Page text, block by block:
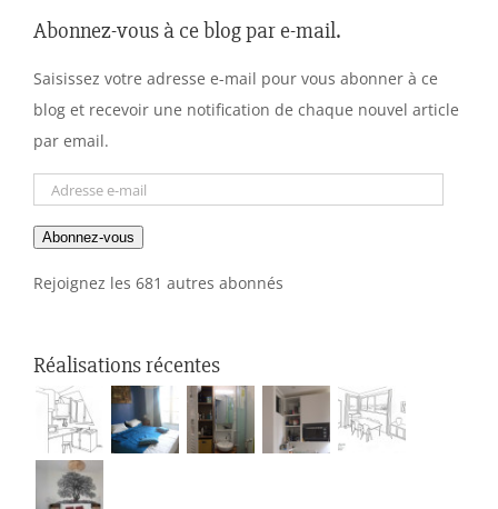
Abonnez-vous à ce blog par e-mail.
Saisissez votre adresse e-mail pour vous abonner à ce
blog et recevoir une notification de chaque nouvel article
par email.
Adresse
mail
Abonnez-vous
Rejoignez les 681 autres abonnés
Réalisations récentes